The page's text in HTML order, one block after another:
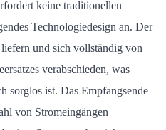
keine traditionellen
Technologiedesign an. Der
und sich vollständig von
verabschieden, was
sorglos ist. Das Empfangsende
von Stromeingängen